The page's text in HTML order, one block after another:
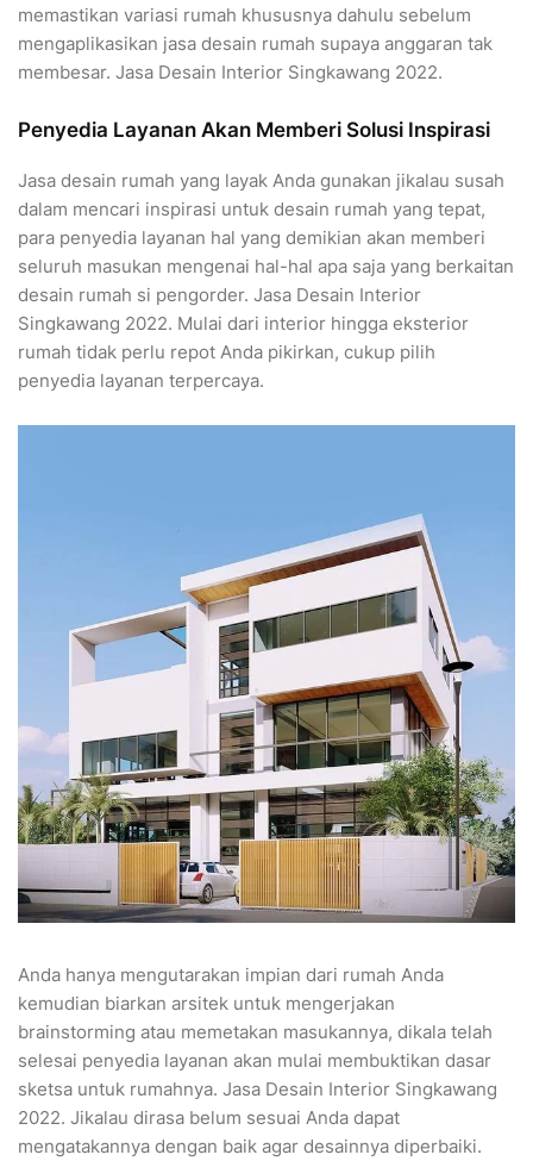
memastikan variasi rumah khususnya dahulu sebelum
mengaplikasikan jasa desain rumah supaya anggaran tak
membesar. Jasa Desain Interior Singkawang 2022.
Penyedia Layanan Akan Memberi Solusi Inspirasi
Jasa desain rumah yang layak Anda gunakan jikalau susah
dalam mencari inspirasi untuk desain rumah yang tepat,
para penyedia layanan hal yang demikian akan memberi
seluruh masukan mengenai hal-hal apa saja yang berkaitan
desain rumah si pengorder. Jasa Desain Interior
Singkawang 2022. Mulai dari interior hingga eksterior
rumah tidak perlu repot Anda pikirkan, cukup pilih
penyedia layanan terpercaya.
Anda hanya mengutarakan impian dari rumah Anda
kemudian biarkan arsitek untuk mengerjakan
brainstorming atau memetakan masukannya, dikala telah
selesai penyedia layanan akan mulai membuktikan dasar
sketsa untuk rumahnya. Jasa Desain Interior Singkawang
2022. Jikalau dirasa belum sesuai Anda dapat
mengatakannya dengan baik agar desainnya diperbaiki.